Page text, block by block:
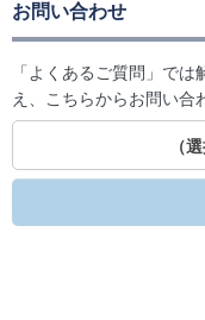
お問い合わせ
「よくあるご質問」で
え、こちらからお問い合
（